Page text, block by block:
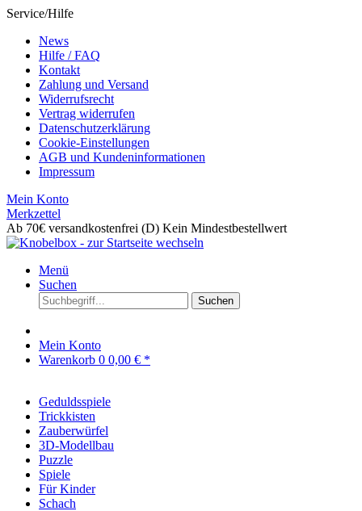
Service/Hilfe
News
Hilfe / FAQ
Kontakt
Zahlung und Versand
Widerrufsrecht
Vertrag widerrufen
Datenschutzerklärung
Cookie-Einstellungen
AGB und Kundeninformationen
Impressum
Mein Konto
Merkzettel
Ab 70€ versandkostenfrei (D) Kein Mindestbestellwert
Menü
Suchen
Suchen
Mein Konto
Warenkorb 0 0,00 € *
Geduldsspiele
Trickkisten
Zauberwürfel
3D-Modellbau
Puzzle
Spiele
Für Kinder
Schach